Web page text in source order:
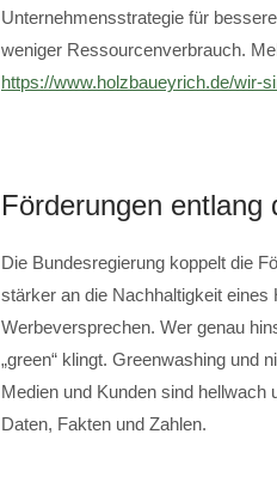
Unternehmensstrategie für
weniger Ressourcenverbrauch.
https://www.holzbaueyrich.de/wir-
Förderungen entlang
Die Bundesregierung koppelt die
stärker an die Nachhaltigkeit
Werbeversprechen. Wer genau
„green“ klingt. Greenwashing und
Medien und Kunden sind hellwach
Daten, Fakten und Zahlen.